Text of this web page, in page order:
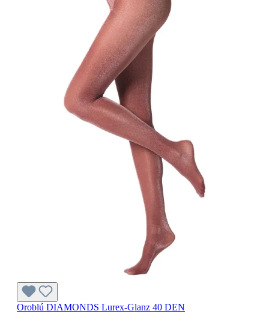
Oroblú DIAMONDS Lurex-Glanz 40 DEN